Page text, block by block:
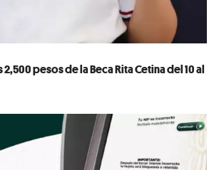
pesos de la Beca Rita Cetina del 10 al